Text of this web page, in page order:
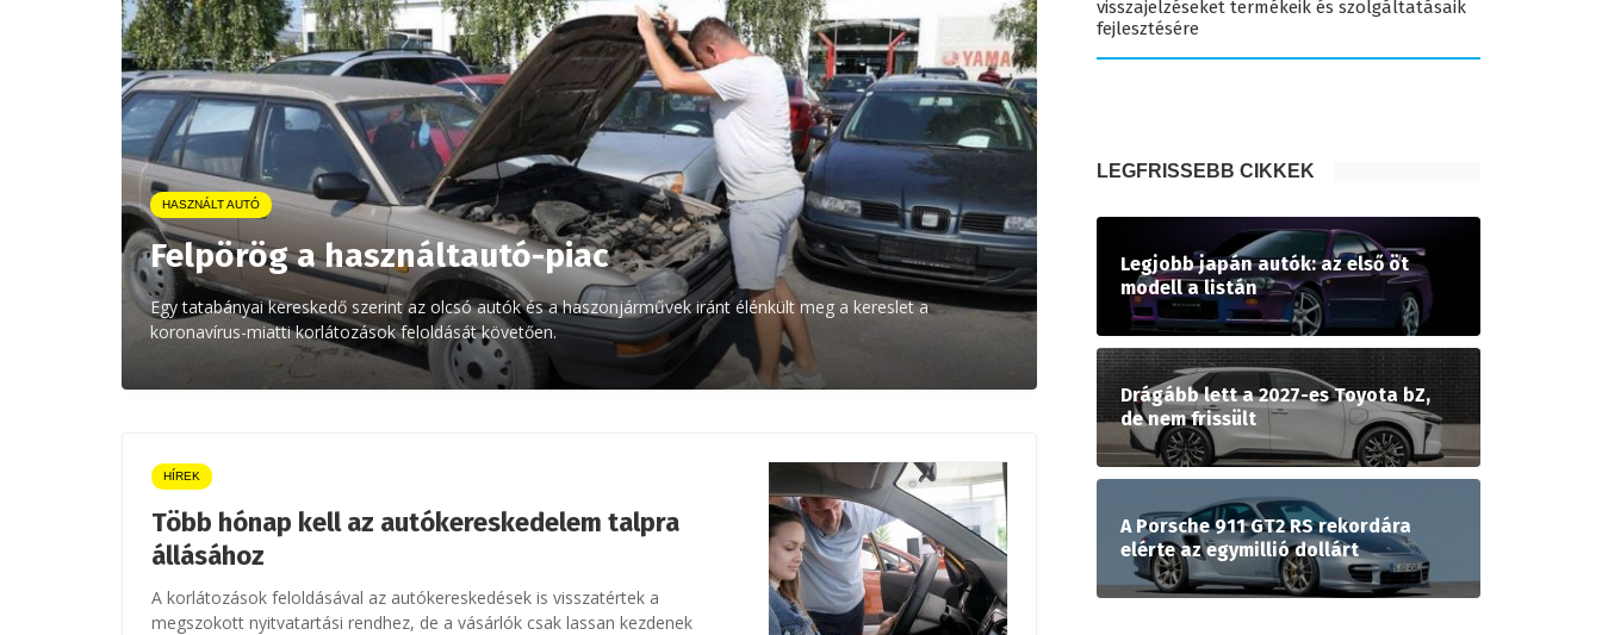
HASZNÁLT AUTÓ
Felpörög a használtautó-piac
Egy tatabányai kereskedő szerint az olcsó autók és a haszonjárművek iránt élénkült meg a kereslet a
koronavírus-miatti korlátozások feloldását követően.
HÍREK
Több hónap kell az autókereskedelem talpra
állásához
A korlátozások feloldásával az autókereskedések is visszatértek a
megszokott nyitvatartási rendhez, de a vásárlók csak lassan kezdenek
visszajelzéseket termékeik és szolgáltatásaik
fejlesztésére
LEGFRISSEBB CIKKEK
Legjobb japán autók: az első öt
modell a listán
Drágább lett a 2027-es Toyota bZ,
de nem frissült
A Porsche 911 GT2 RS rekordára
elérte az egymillió dollárt